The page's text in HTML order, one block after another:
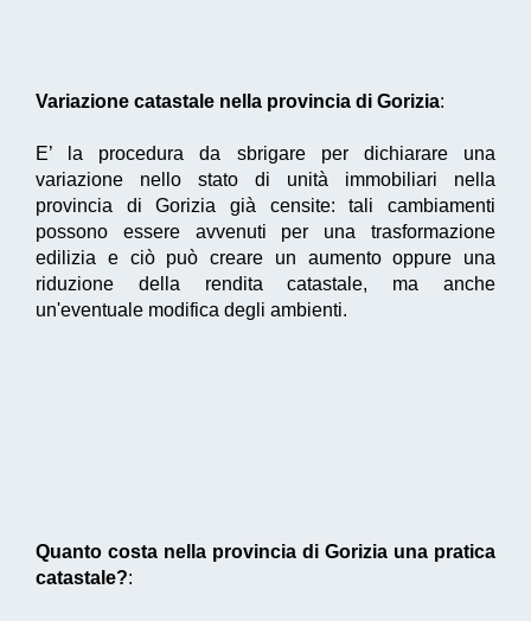
Variazione catastale nella provincia di Gorizia:
E’ la procedura da sbrigare per dichiarare una
variazione nello stato di unità immobiliari nella
provincia di Gorizia già censite: tali cambiamenti
possono essere avvenuti per una trasformazione
edilizia e ciò può creare un aumento oppure una
riduzione della rendita catastale, ma anche
un'eventuale modifica degli ambienti.
Quanto costa nella provincia di Gorizia una pratica
catastale?: